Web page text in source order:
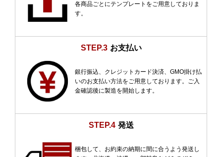
各商品ごとにテンプレートをご用意しておりま
す。
STEP.3 お支払い
銀行振込、クレジットカード決済、GMO掛け払
いのお支払い方法をご用意しております。ご入
金確認後に製造を開始します。
STEP.4 発送
梱包して、お約束の納期に間に合うよう発送し